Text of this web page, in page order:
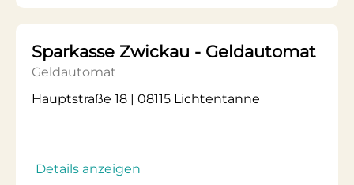
Sparkasse Zwickau - Geldautomat
Geldautomat
Hauptstraße 18 | 08115 Lichtentanne
Details anzeigen